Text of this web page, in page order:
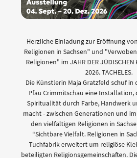
Herzliche Einladung zur Eröffnung
Religionen in Sachsen" und
Religionen" im JAHR DER JÜDISCHEN
2026. TACHELES.
Die Künstlerin Maja Gratzfeld schuf in
Pfau Crimmitschau eine Installation,
Spiritualität durch Farbe, Handwerk
macht - zwischen Generationen und
den vielfältigen Religionen in
“Sichtbare Vielfalt. Religionen in
Tuchfabrik erweitert um religiöse
beteiligten Religionsgemeinschaften.